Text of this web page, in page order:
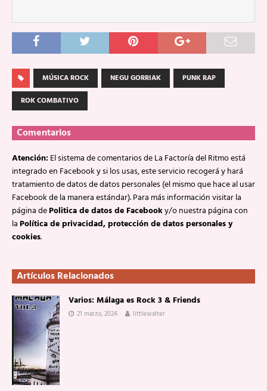
MÚSICA ROCK NEGU GORRIAK
PUNK RAP
ROK COMBATIVO
Comentarios
Atención:El sistema de comentarios de La Factoría del Ritmo está
integrado en Facebook y si los usas, este servicio recogerá y hará
tratamiento de datos de datos personales (el mismo que hace al usar
Facebook de la manera estándar). Para más información visitar la
página dePolitica de datos de Facebooky/o nuestra página con
laPolítica de privacidad, protección de datos personales y
cookies.
Artículos Relacionados
Varios: Málaga es Rock 3 & Friends
21 marzo, 2024 littlewalter